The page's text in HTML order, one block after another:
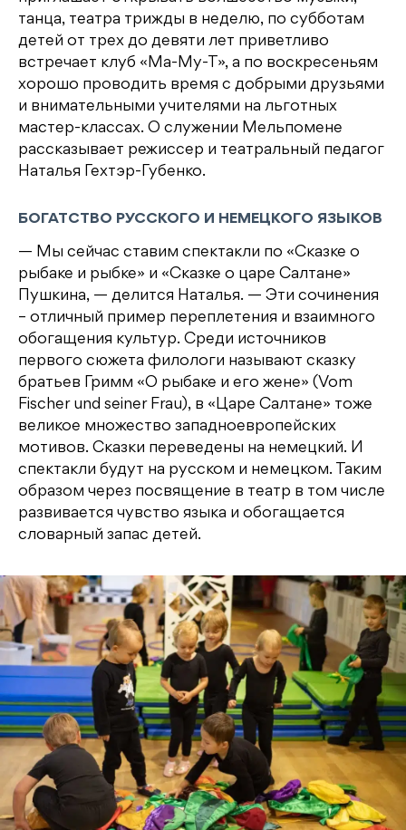
танца, театра трижды в неделю, по субботам
детей от трех до девяти лет приветливо
встречает клуб «Ма-Му-Т», а по воскресеньям
хорошо проводить время с добрыми друзьями
и внимательными учителями на льготных
мастер-классах. О служении Мельпомене
рассказывает режиссер и театральный педагог
Наталья Гехтэр-Губенко.
БОГАТСТВО РУССКОГО И НЕМЕЦКОГО ЯЗЫКОВ
— Мы сейчас ставим спектакли по «Сказке о
рыбаке и рыбке» и «Сказке о царе Салтане»
Пушкина, — делится Наталья. — Эти сочинения
– отличный пример переплетения и взаимного
обогащения культур. Среди источников
первого сюжета филологи называют сказку
братьев Гримм «О рыбаке и его жене» (Vom
Fischer und seiner Frau), в «Царе Салтане» тоже
великое множество западноевропейских
мотивов. Сказки переведены на немецкий. И
спектакли будут на русском и немецком. Таким
образом через посвящение в театр в том числе
развивается чувство языка и обогащается
словарный запас детей.